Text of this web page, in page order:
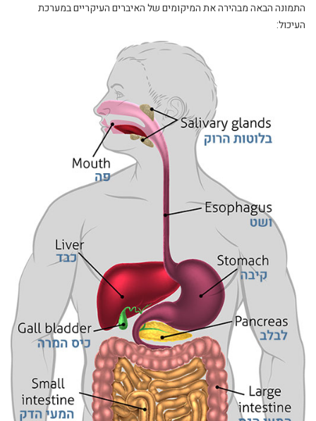
התמונה הבאה מבהירה את המיקומים של האיברים העיקריים במערכת
העיכול: